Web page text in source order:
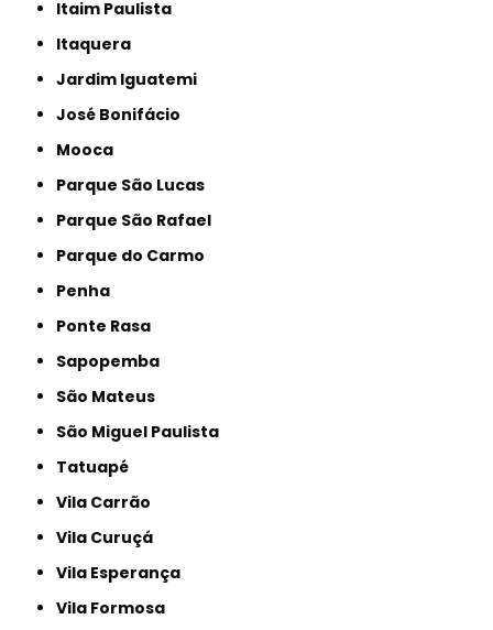
Itaim Paulista
Itaquera
Jardim Iguatemi
José Bonifácio
Mooca
Parque São Lucas
Parque São Rafael
Parque do Carmo
Penha
Ponte Rasa
Sapopemba
São Mateus
São Miguel Paulista
Tatuapé
Vila Carrão
Vila Curuçá
Vila Esperança
Vila Formosa